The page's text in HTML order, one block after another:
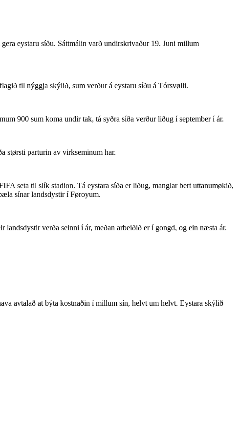
eystaru síðu. Sáttmálin varð undirskrivaður 19. Juni millum
til nýggja skýlið, sum verður á eystaru síðu á Tórsvølli.
900 sum koma undir tak, tá syðra síða verður liðug í september í ár.
størsti parturin av virkseminum har.
seta til slík stadion. Tá eystara síða er liðug, manglar bert uttanumøkið,
sínar landsdystir í Føroyum.
verða seinni í ár, meðan arbeiðið er í gongd, og ein næsta ár.
avtalað at býta kostnaðin í millum sín, helvt um helvt. Eystara skýlið